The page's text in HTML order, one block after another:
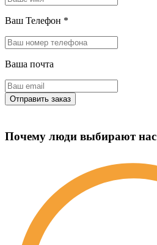
Ваш Телефон *
Ваша почта
Почему люди выбирают нас